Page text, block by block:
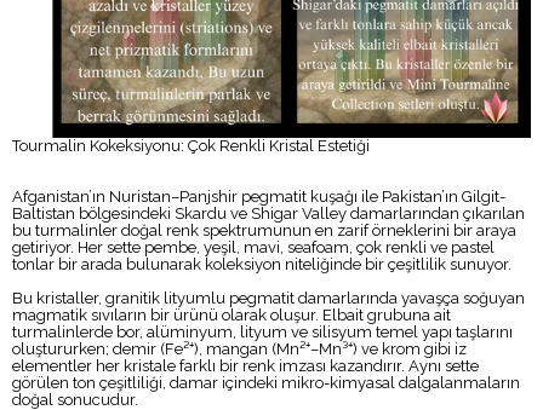
Tourmalin Kokeksiyonu: Çok Renkli Kristal Estetiği
Afganistan’ın Nuristan–Panjshir pegmatit kuşağı ile Pakistan’ın Gilgit-
Baltistan bölgesindeki Skardu ve Shigar Valley damarlarından çıkarılan
bu turmalinler doğal renk spektrumunun en zarif örneklerini bir araya
getiriyor. Her sette pembe, yeşil, mavi, seafoam, çok renkli ve pastel
tonlar bir arada bulunarak koleksiyon niteliğinde bir çeşitlilik sunuyor.
Bu kristaller, granitik lityumlu pegmatit damarlarında yavaşça soğuyan
magmatik sıvıların bir ürünü olarak oluşur. Elbait grubuna ait
turmalinlerde bor, alüminyum, lityum ve silisyum temel yapı taşlarını
oluştururken; demir (Fe²⁺), mangan (Mn²⁺–Mn³⁺) ve krom gibi iz
elementler her kristale farklı bir renk imzası kazandırır. Aynı sette
görülen ton çeşitliliği, damar içindeki mikro-kimyasal dalgalanmaların
doğal sonucudur.